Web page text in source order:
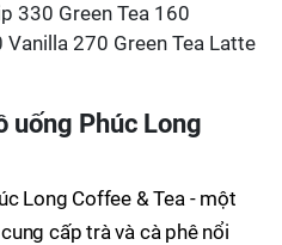
330 Green Tea 160
270 Green Tea Latte
uống Phúc Long
Long Coffee & Tea - một
cấp trà và cà phê nổi